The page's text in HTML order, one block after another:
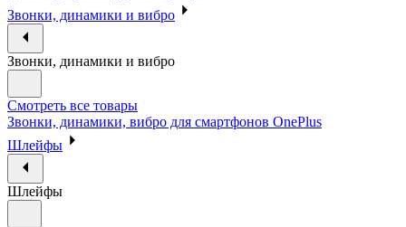
Звонки, динамики и вибро
Звонки, динамики и вибро
Смотреть все товары
Звонки, динамики, вибро для смартфонов OnePlus
Шлейфы
Шлейфы